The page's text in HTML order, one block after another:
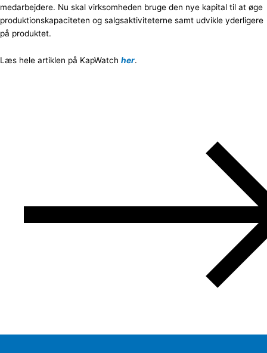
medarbejdere. Nu skal virksomheden bruge den nye kapital til at øge
produktionskapaciteten og salgsaktiviteterne samt udvikle yderligere
på produktet.
Læs hele artiklen på KapWatch her.